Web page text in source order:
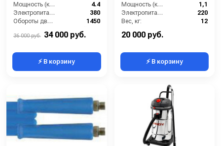
Мощность (кВт):
4.4
Электропитание (В):
380
Обороты двигателя (об/мин):
1450
36 000 руб. 34 000 руб.
⚡ В корзину
Мощность (кВт):
1,1
Электропитание (В):
220
Вес, кг:
12
20 000 руб.
⚡ В корзину